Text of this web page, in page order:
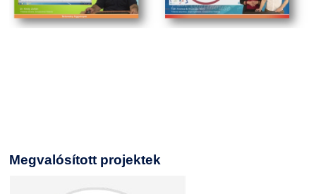
Megvalósított projektek